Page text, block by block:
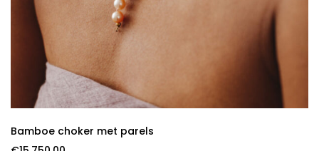
Bamboe choker met parels